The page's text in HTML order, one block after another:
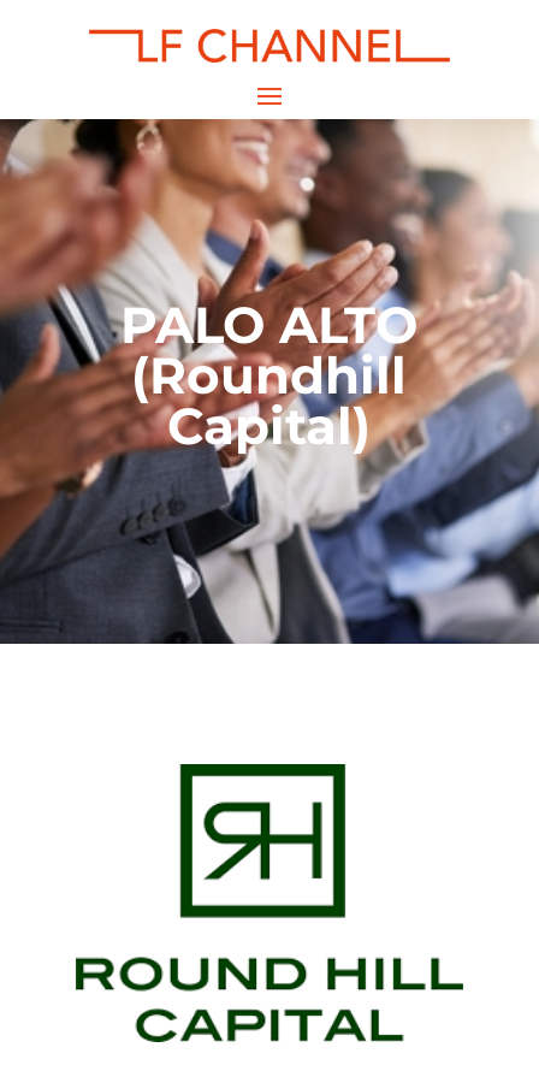
PALO ALTO
(Roundhill
Capital)